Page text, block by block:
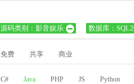
源码类别：影音娱乐  数据库：
免费 共享 商业
C# Java PHP JS Python